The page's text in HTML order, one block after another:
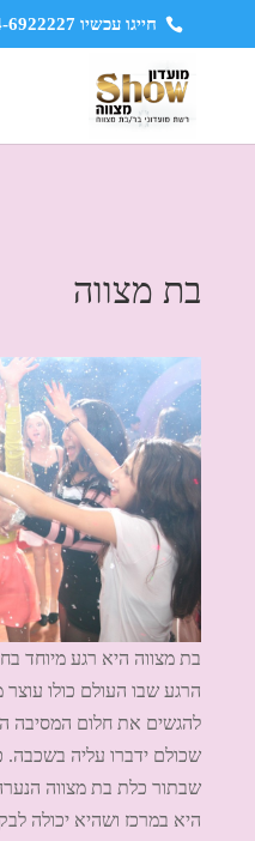
חייגו עכשיו 054-6922227
בת מצווה
בת מצווה היא רגע מיוחד
הרגע שבו העולם כולו עוצר
להגשים את חלום המסיבה
שכולם ידברו עליה
שבתור כלת בת מצווה
היא במרכז ושהיא יכולה